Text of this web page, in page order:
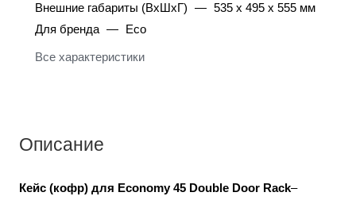
Внешние габариты (ВхШхГ) — 535 x 495 x 555 мм
Для бренда — Eco
Все характеристики
Описание
Кейс (кофр) для Economy 45 Double Door Rack–